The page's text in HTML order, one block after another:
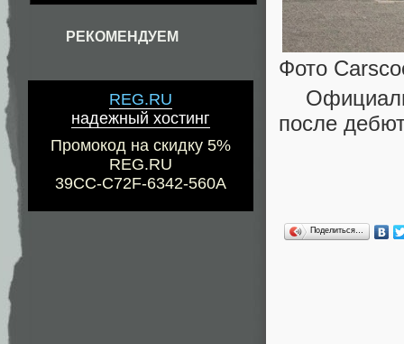
РЕКОМЕНДУЕМ
REG.RU
надежный хостинг
Промокод на скидку 5%
REG.RU
39CC-C72F-6342-560A
Фото
после
Поделиться…